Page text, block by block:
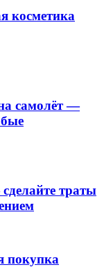
косметика
самолёт —
траты
покупка